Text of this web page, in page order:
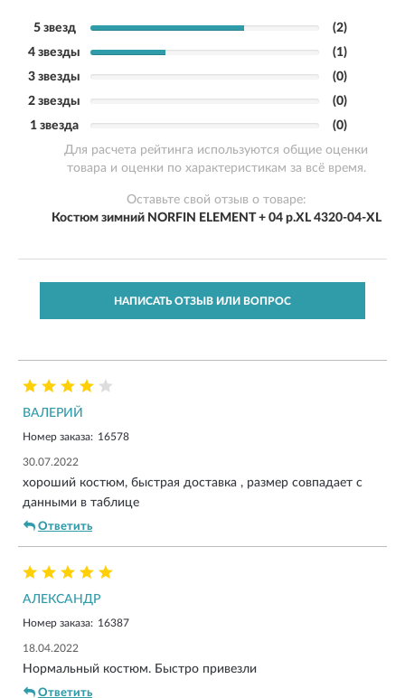
5 звезд
(2)
4 звезды
(1)
3 звезды
(0)
2 звезды
(0)
1 звезда
(0)
Для расчета рейтинга используются общие оценки
товара и оценки по характеристикам за всё время.
Оставьте свой отзыв о товаре:
Костюм зимний NORFIN ELEMENT + 04 р.XL 4320-04-XL
НАПИСАТЬ ОТЗЫВ ИЛИ ВОПРОС
ВАЛЕРИЙ
Номер заказа: 16578
30.07.2022
хороший костюм, быстрая доставка , размер совпадает с
данными в таблице
Ответить
АЛЕКСАНДР
Номер заказа: 16387
18.04.2022
Нормальный костюм. Быстро привезли
Ответить